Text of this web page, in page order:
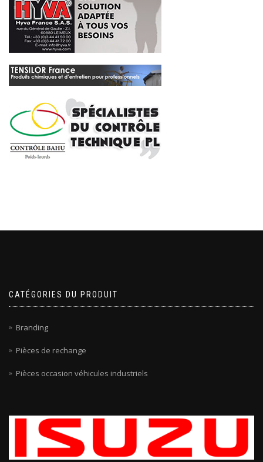
CATÉGORIES DU PRODUIT
Branding
Pièces de rechange
Pièces occasion véhicules industriels